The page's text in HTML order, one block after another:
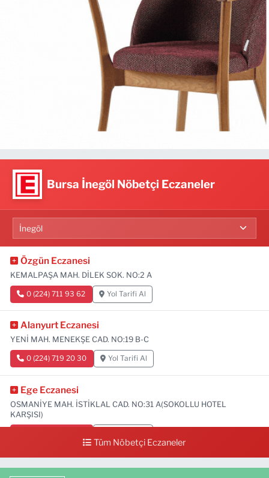
Bursa İnegöl Nöbetçi Eczaneler
Özgün Eczanesi
KEMALPAŞA MAH. DİLEK SOK. NO:2 A
0 (224) 711 93 62 Yol Tarifi Al
Alanyurt Eczanesi
YENİ MAH. MENEKŞE CAD. NO:19 B-C
0 (224) 719 20 30 Yol Tarifi Al
Ege Eczanesi
OSMANİYE MAH. İSTİKLAL CAD. NO:31 A(SOKOLLU HOTEL
KARŞISI)
Tüm Nöbetçi Eczaneler